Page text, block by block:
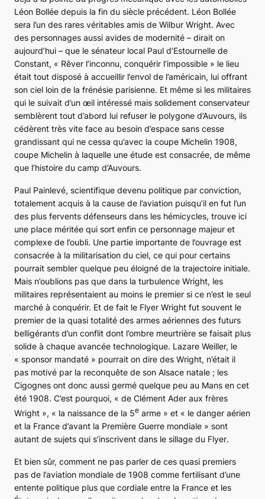
Léon Bollée depuis la fin du siècle précédent. Léon Bollée
sera l’un des rares véritables amis de Wilbur Wright. Avec
des personnages aussi avides de modernité – dirait on
aujourd’hui – que le sénateur local Paul d’Estournelle de
Constant, « Rêver l’inconnu, conquérir l’impossible » le lieu
était tout disposé à accueillir l’envol de l’américain, lui offrant
son ciel loin de la frénésie parisienne. Et même si les militaires
qui le suivait d’un œil intéressé mais solidement conservateur
semblèrent tout d’abord lui refuser le polygone d’Auvours, ils
cédèrent très vite face au besoin d’espace sans cesse
grandissant qui ne cessa qu’avec la coupe Michelin 1908,
coupe Michelin à laquelle une étude est consacrée, de même
que l’histoire du camp d’Auvours.
Paul Painlevé, scientifique devenu politique par conviction,
totalement acquis à la cause de l’aviation puisqu’il en fut l’un
des plus fervents défenseurs dans les hémicycles, trouve ici
une place méritée qui sort enfin ce personnage majeur et
complexe de l’oubli. Une partie importante de l’ouvrage est
consacrée à la militarisation du ciel, ce qui pour certains
pourrait sembler quelque peu éloigné de la trajectoire initiale.
Mais n’oublions pas que dans la turbulence Wright, les
militaires représentaient au moins le premier si ce n’est le seul
marché à conquérir. Et de fait le Flyer Wright fut souvent le
premier de la quasi totalité des armes aériennes des futurs
belligérants d’un conflit dont l’ombre meurtrière se faisait plus
solide à chaque avancée technologique. Lazare Weiller, le
« sponsor mandaté » pourrait on dire des Wright, n’était il
pas motivé par la reconquête de son Alsace natale ; les
Cigognes ont donc aussi germé quelque peu au Mans en cet
été 1908. C’est pourquoi, « de Clément Ader aux frères
Wright », « la naissance de la 5e arme » et « le danger aérien
et la France d’avant la Première Guerre mondiale » sont
autant de sujets qui s’inscrivent dans le sillage du Flyer.
Et bien sûr, comment ne pas parler de ces quasi premiers
pas de l’aviation mondiale de 1908 comme fertilisant d’une
entente politique plus que cordiale entre la France et les